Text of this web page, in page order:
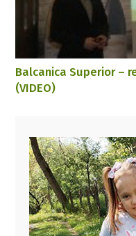
Balcanica Superior –
(VIDEO)